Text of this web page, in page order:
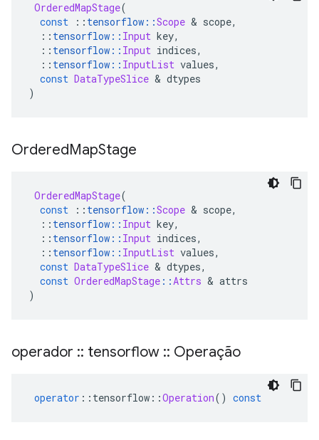
OrderedMapStage(
const
:: tensorflow ::Scope & scope,
:: tensorflow :: Input key,
:: tensorflow :: Input indices,
:: tensorflow :: InputList values,
const DataTypeSlice & dtypes
)
OrderedMapStage
OrderedMapStage(
const
:: tensorflow ::Scope & scope,
:: tensorflow :: Input key,
:: tensorflow :: Input indices,
:: tensorflow :: InputList values,
const DataTypeSlice & dtypes,
const OrderedMapStage ::Attrs & attrs
)
operador :: tensorflow :: Operação
operator :: tensorflow ::Operation() const